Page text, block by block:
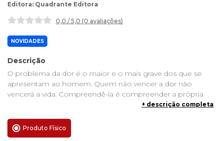
Quadrante Editora
0,0 / 5,0 (0 avaliações)
NOVIDADES
Descrição
O problema da dor é o maior e o mais grave dos que se
apresentam ao homem. Quem não vencer a dor não
vencerá a vida. Compreendê-la é compreender a própria
vida. “O problema da dor é a pedra de toque de toda a
homem. Ora, é somente por meio da Revelação divina que
podemos conhecer a origem, o sentido e a finalidade da
+ descrição completa
Produto Físico